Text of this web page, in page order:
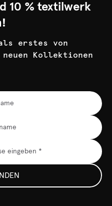
10 % textilwerk
erstes von
neuen Kollektionen